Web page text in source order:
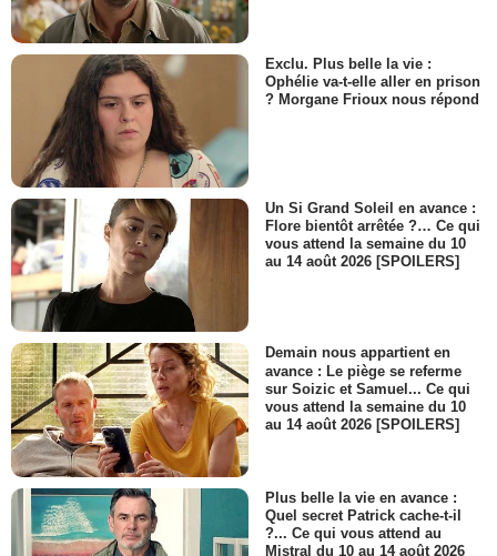
Exclu. Plus belle la vie :
Ophélie va-t-elle aller en prison
? Morgane Frioux nous répond
Un Si Grand Soleil en avance :
Flore bientôt arrêtée ?… Ce qui
vous attend la semaine du 10
au 14 août 2026 [SPOILERS]
Demain nous appartient en
avance : Le piège se referme
sur Soizic et Samuel... Ce qui
vous attend la semaine du 10
au 14 août 2026 [SPOILERS]
Plus belle la vie en avance :
Quel secret Patrick cache-t-il
?... Ce qui vous attend au
Mistral du 10 au 14 août 2026